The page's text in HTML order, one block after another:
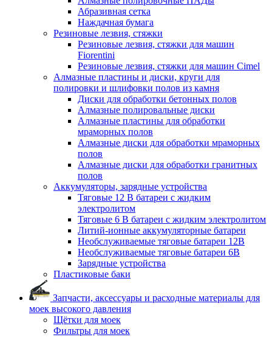
Абразивная сетка
Наждачная бумага
Резиновые лезвия, стяжки
Резиновые лезвия, стяжки для машин
Fiorentini
Резиновые лезвия, стяжки для машин Cimel
Алмазные пластины и диски, круги для
полировки и шлифовки полов из камня
Диски для обработки бетонных полов
Алмазные полировальные диски
Алмазные пластины для обработки
мраморных полов
Алмазные диски для обработки мраморных
полов
Алмазные диски для обработки гранитных
полов
Аккумуляторы, зарядные устройства
Тяговые 12 В батареи с жидким
электролитом
Тяговые 6 В батареи с жидким электролитом
Литий-ионные аккумуляторные батареи
Необслуживаемые тяговые батареи 12В
Необслуживаемые тяговые батареи 6В
Зарядные устройства
Пластиковые баки
Запчасти, аксессуары и расходные материалы для
моек высокого давления
Щётки для моек
Фильтры для моек